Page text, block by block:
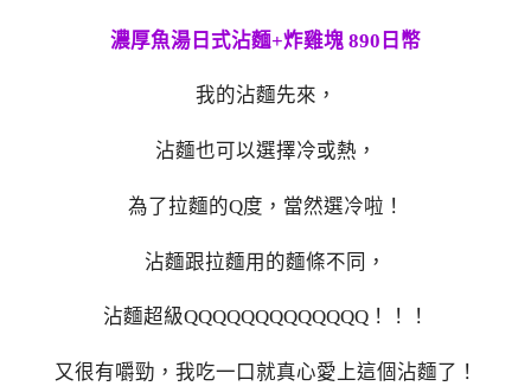
濃厚魚湯日式沾麵+炸雞塊 890日幣
我的沾麵先來，
沾麵也可以選擇冷或熱，
為了拉麵的Q度，當然選冷啦！
沾麵跟拉麵用的麵條不同，
沾麵超級QQQQQQQQQQQQQ！！！
又很有嚼勁，我吃一口就真心愛上這個沾麵了！